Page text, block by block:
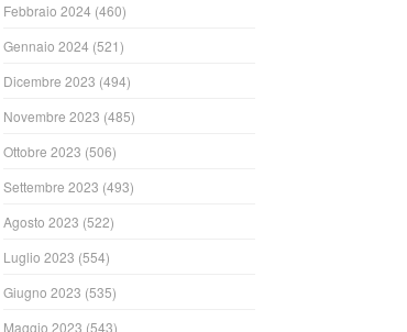
Febbraio 2024 (460)
Gennaio 2024 (521)
Dicembre 2023 (494)
Novembre 2023 (485)
Ottobre 2023 (506)
Settembre 2023 (493)
Agosto 2023 (522)
Luglio 2023 (554)
Giugno 2023 (535)
Maggio 2023 (543)